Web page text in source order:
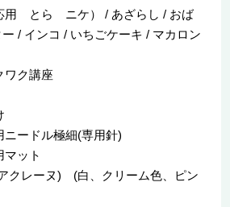
用 とら ニケ） / あざらし / おば
/ インコ / いちごケーキ / マカロン
ワク講座
ニードル極細(専用針)
マット
クレーヌ) (白、クリーム色、ピン